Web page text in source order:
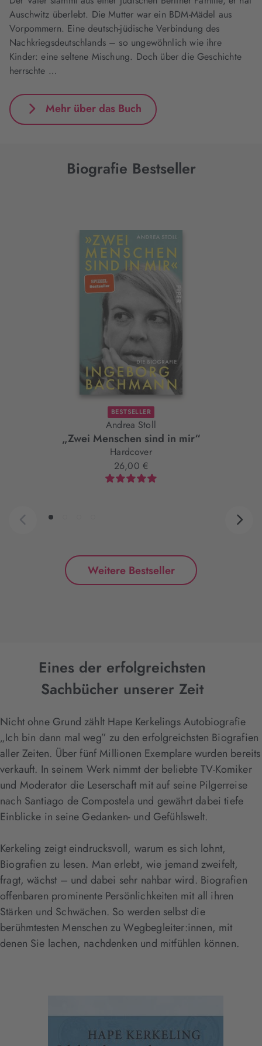
Auschwitz überlebt. Die Mutter war ein BDM-Mädel aus
Vorpommern. Eine deutsch-jüdische Verbindung des
Nachkriegsdeutschlands – so ungewöhnlich wie ihre
Kinder: eine seltene Mischung. Doch über die Geschichte
herrschte …
Mehr über das Buch
Biografie Bestseller
BESTSELLER
Andrea Stoll
„Zwei Menschen sind in mir“
Hardcover
26,00 €
Weitere Bestseller
Eines der erfolgreichsten
Sachbücher unserer Zeit
Nicht ohne Grund zählt Hape Kerkelings Autobiografie
„Ich bin dann mal weg” zu den erfolgreichsten Biografien
aller Zeiten. Über fünf Millionen Exemplare wurden bereits
verkauft. In seinem Werk nimmt der beliebte TV-Komiker
und Moderator die Leserschaft mit auf seine Pilgerreise
nach Santiago de Compostela und gewährt dabei tiefe
Einblicke in seine Gedanken- und Gefühlswelt.
Kerkeling zeigt eindrucksvoll, warum es sich lohnt,
Biografien zu lesen. Man erlebt, wie jemand zweifelt,
fragt, wächst – und dabei sehr nahbar wird. Biografien
offenbaren prominente Persönlichkeiten mit all ihren
Stärken und Schwächen. So werden selbst die
berühmtesten Menschen zu Wegbegleiter:innen, mit
denen Sie lachen, nachdenken und mitfühlen können.